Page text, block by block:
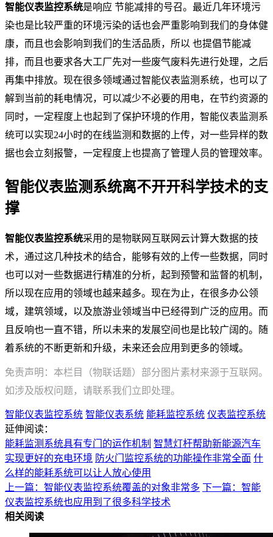
智能仪表监控系统是响应 节能减排的号召。最近几年环境污
染也是比较严重的环境污染的话也会严重影响到我们的身体健
康，而且也会影响到我们的生活品质，所以 也提倡节能减
排，而且也要求各大工厂先对一些废气废料先进行处理，之后
再集中排放。现在很多领域通过智能仪表监测系统，也可以了
解到当前的耗电情况，可以减少不必要的用电，在节约资源的
同时，一定程度上也起到了保护环境的作用，智能仪表监测系
统可以实现24小时的在线监测和数据的上传，对一些异样的数
据也会立刻报警，一定程度上也提高了管理人员的管理效率。
智能仪表监测系统离不开开科学技术的支
撑
智能仪表监控系统采用的是物联网互联网云计算大数据的技
术，通过这几种技术的结合，能够有效的上传一些数据，同时
也可以对一些数据进行精准的分析，起到预警和监督的机制，
所以现在应用的领域也越来越多。现在为止，在很多办公领
域，建筑领域，以及旅游业领域当中已经得到广泛的应用。而
且反响也一直不错，所以未来的发展空间也是比较广阔的。随
着系统的不断更新和升级，未来还会应用到更多的领域。
免责声明：本栏目（物联话题）部分图片素材来源于互联网。
如涉及版权问题，请联系我们立即处理。
智能仪表监控系统 智能仪表系统 能耗监控系统 仪表监控系统
延伸阅读：
能耗监测系统具有专门的运作机制 智慧灯杆帮助新能源汽车
实现更好的充电环境 防火门监控系统的功能操作非常全面 什
么样的能耗系统可以让人放心使用
上一篇：智能仪表监控系统覆盖的对象非常多 下一篇：智能
仪表监控系统也应用到了很多科学技术
相关阅读